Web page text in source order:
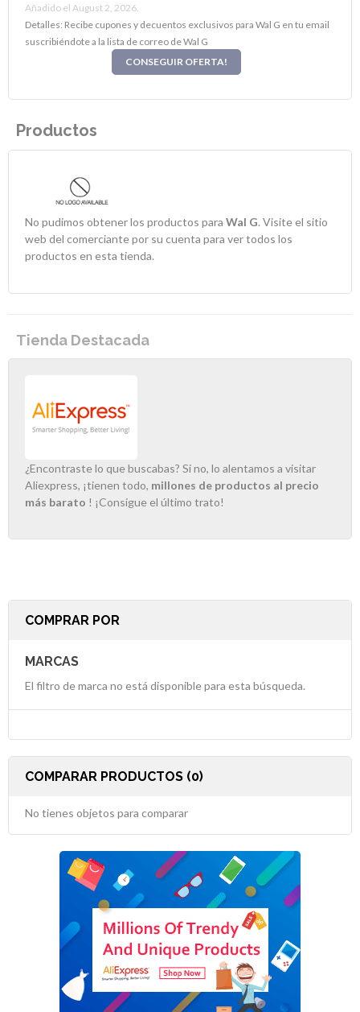
Añadido el August 2, 2026.
Detalles: Recibe cupones y decuentos exclusivos para Wal G en tu email
suscribiéndote a la lista de correo de Wal G
CONSEGUIR OFERTA!
Productos
No pudimos obtener los productos para Wal G. Visite el sitio
web del comerciante por su cuenta para ver todos los
productos en esta tienda.
Tienda Destacada
¿Encontraste lo que buscabas? Si no, lo alentamos a visitar
Aliexpress, ¡tienen todo, millones de productos al precio
más barato ! ¡Consigue el último trato!
COMPRAR POR
MARCAS
El filtro de marca no está disponible para esta búsqueda.
COMPARAR PRODUCTOS (0)
No tienes objetos para comparar